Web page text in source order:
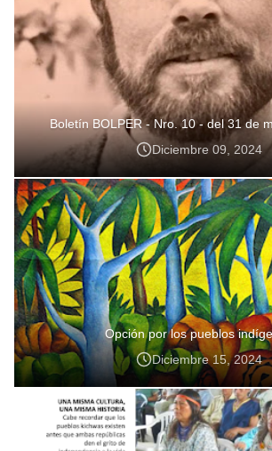
Boletín BOLPER - Nro. 10 - del 31 de
Diciembre 09, 2024
Opción por los pueblos
Diciembre 15, 2024